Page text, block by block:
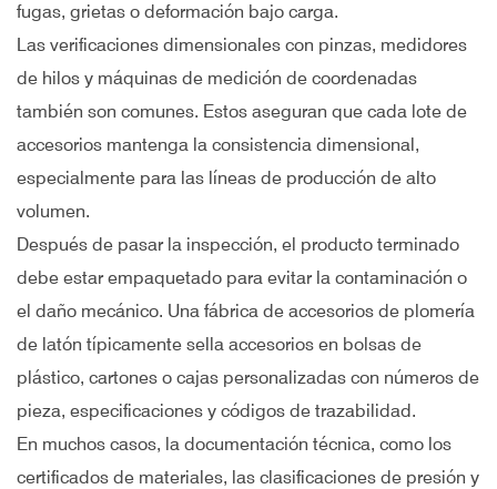
fugas, grietas o deformación bajo carga.
Las verificaciones dimensionales con pinzas, medidores
de hilos y máquinas de medición de coordenadas
también son comunes. Estos aseguran que cada lote de
accesorios mantenga la consistencia dimensional,
especialmente para las líneas de producción de alto
volumen.
Después de pasar la inspección, el producto terminado
debe estar empaquetado para evitar la contaminación o
el daño mecánico. Una fábrica de accesorios de plomería
de latón típicamente sella accesorios en bolsas de
plástico, cartones o cajas personalizadas con números de
pieza, especificaciones y códigos de trazabilidad.
En muchos casos, la documentación técnica, como los
certificados de materiales, las clasificaciones de presión y